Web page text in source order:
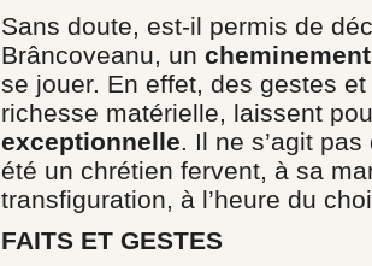
Sans doute, est-il permis de
Brâncoveanu, un
se jouer. En effet, des gestes
richesse matérielle, laissent
exceptionnelle. Il ne s’agit
été un chrétien fervent, à sa
transfiguration, à l’heure du
FAITS ET GESTES